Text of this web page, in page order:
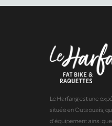
Le Harfang est une
située en Outaouais,
d'équipement ainsi